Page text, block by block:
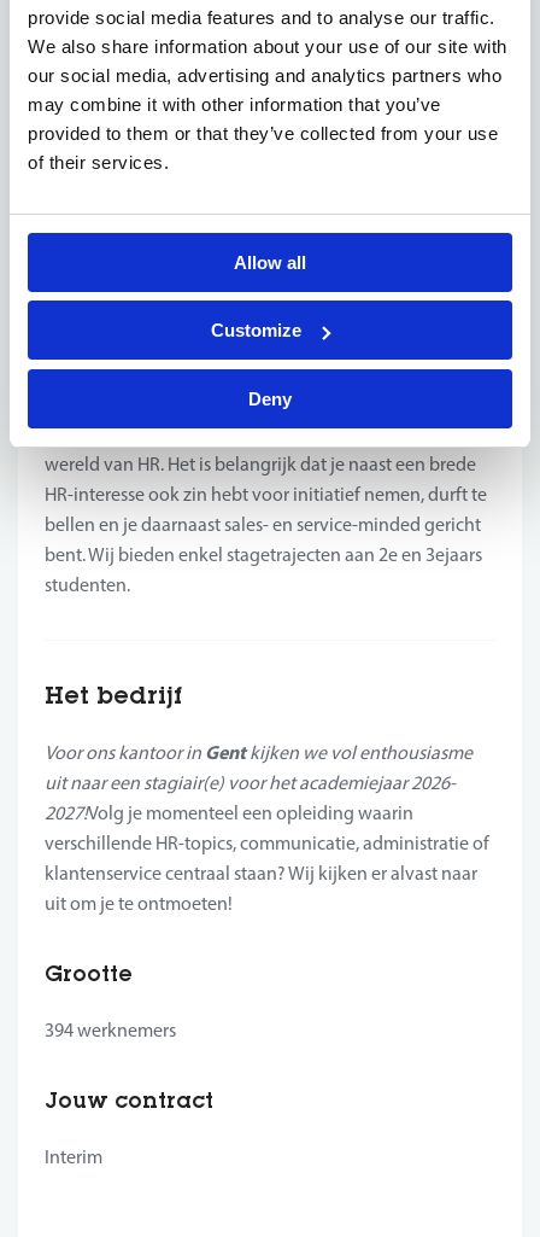
provide social media features and to analyse our traffic.
We also share information about your use of our site with
our social media, advertising and analytics partners who
may combine it with other information that you’ve
provided to them or that they’ve collected from your use
of their services.
Allow all
Customize
Deny
zoeken we?Enthousiaste en leergierige studenten die
meer te weten willen komen over de wondere wereld
van HR. Het is belangrijk dat je naast een brede HR-
interesse ook zin hebt in initiatief nemen, durft te bellen
en je daarnaast sales- en service-minded gericht
bent.Ben jij zoekende naar een 2e of 3e-jaarsstage en
Sales of HR? Laat zeker van je horen.
Enthousiaste en leergierige studenten
die meer te weten willen komen over de wondere
wereld van HR. Het is belangrijk dat je naast een brede
HR-interesse ook zin hebt voor initiatief nemen, durft te
bellen en je daarnaast sales- en service-minded gericht
bent. Wij bieden enkel stagetrajecten aan 2e en 3ejaars
studenten.
Het bedrijf
Voor ons kantoor in Gentkijken we vol enthousiasme
uit naar een stagiair(e) voor het academiejaar 2026-
2027!Volg je momenteel een opleiding waarin
verschillende HR-topics, communicatie, administratie of
klantenservice centraal staan? Wij kijken er alvast naar
uit om je te ontmoeten!
Grootte
394 werknemers
Jouw contract
Interim